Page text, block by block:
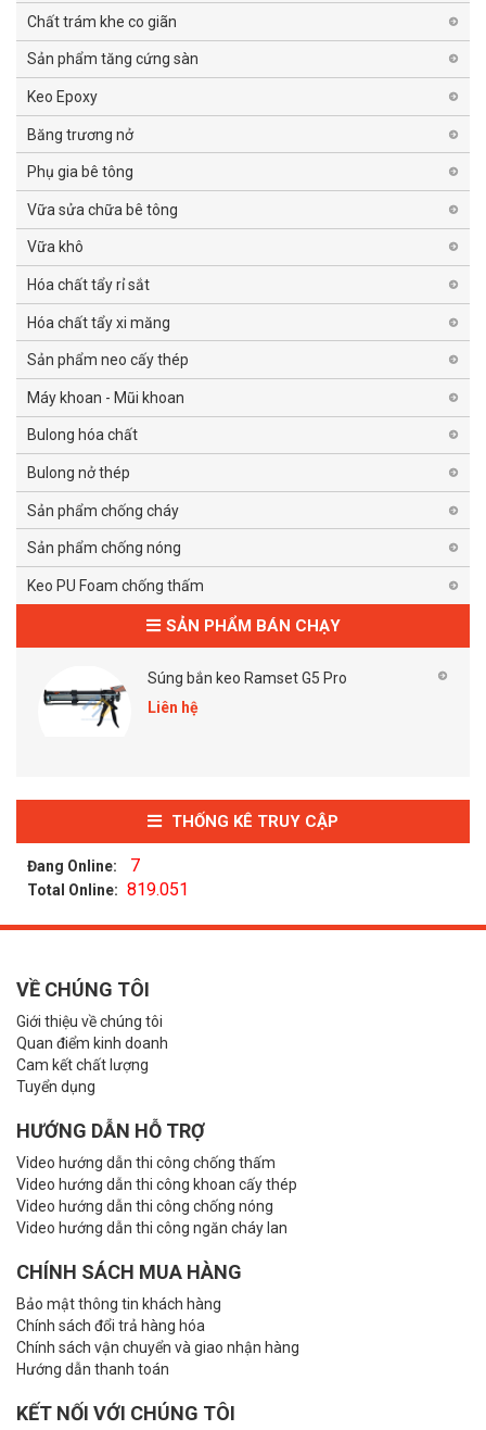
Chất trám khe co giãn
Sản phẩm tăng cứng sàn
Keo Epoxy
Băng trương nở
Phụ gia bê tông
Vữa sửa chữa bê tông
Vữa khô
Hóa chất tẩy rỉ sắt
Hóa chất tẩy xi măng
Sản phẩm neo cấy thép
Máy khoan - Mũi khoan
Bulong hóa chất
Bulong nở thép
Sản phẩm chống cháy
Sản phẩm chống nóng
Keo PU Foam chống thấm
SẢN PHẨM BÁN CHẠY
Súng bắn keo Ramset G5 Pro
Liên hệ
THỐNG KÊ TRUY CẬP
Đang Online: 7
Total Online: 819.051
VỀ CHÚNG TÔI
Giới thiệu về chúng tôi
Quan điểm kinh doanh
Cam kết chất lượng
Tuyển dụng
HƯỚNG DẪN HỖ TRỢ
Video hướng dẫn thi công chống thấm
Video hướng dẫn thi công khoan cấy thép
Video hướng dẫn thi công chống nóng
Video hướng dẫn thi công ngăn cháy lan
CHÍNH SÁCH MUA HÀNG
Bảo mật thông tin khách hàng
Chính sách đổi trả hàng hóa
Chính sách vận chuyển và giao nhận hàng
Hướng dẫn thanh toán
KẾT NỐI VỚI CHÚNG TÔI